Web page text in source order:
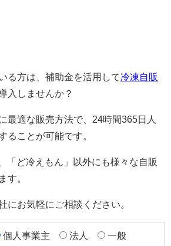
る方は、補助金を活用して冷凍自販
入しませんか？
最適な販売方法で、24時間365日人
ることが可能です。
「ど冷えもん」以外にも様々な自販
す。
にお気軽にご相談ください。
個人事業主 法人 一般